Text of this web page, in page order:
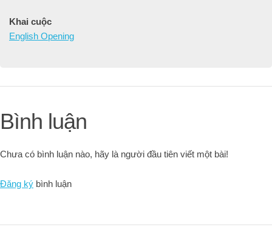
Khai cuộc
English Opening
Bình luận
Chưa có bình luận nào, hãy là người đầu tiên viết một bài!
Đăng ký bình luận